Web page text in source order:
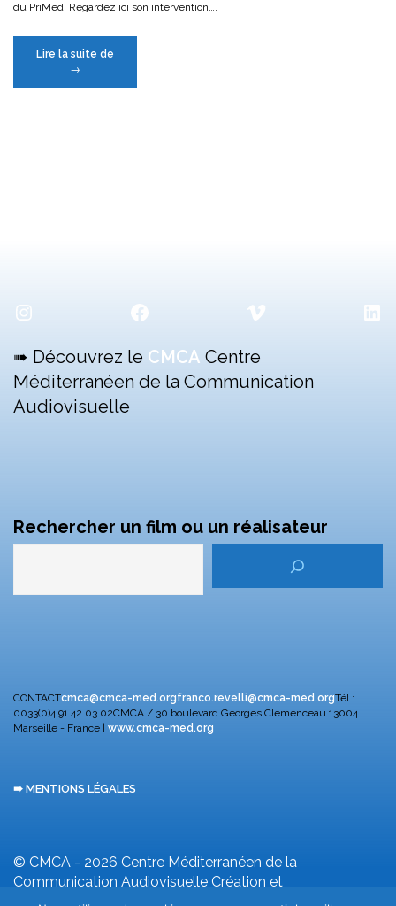
du PriMed. Regardez ici son intervention….
Lire la suite de
→
Instagram Facebook Vimeo
➠ Découvrez le CMCA Centre
Méditerranéen de la Communication
Audiovisuelle
Rechercher un film ou un réalisateur
CONTACTcmca@cmca-med.orgfranco.revelli@cmca-med.orgTél :
0033(0)4 91 42 03 02CMCA / 30 boulevard Georges Clemenceau 13004
Marseille - France | www.cmca-med.org
➠ MENTIONS LÉGALES
© CMCA - 2026 Centre Méditerranéen de la
Communication Audiovisuelle Création et
développement F. Revelli